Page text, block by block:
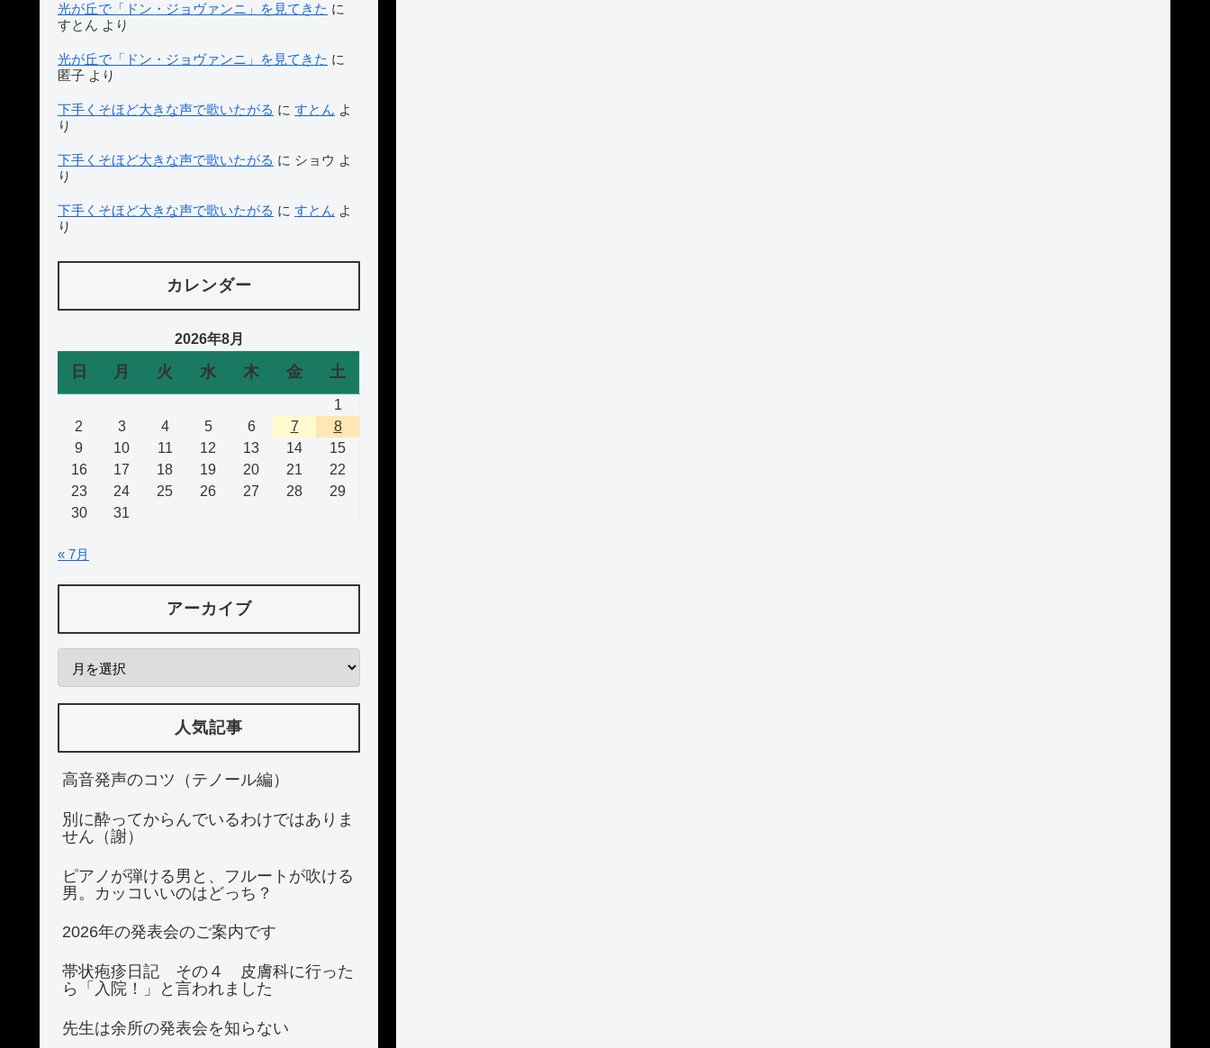
光が丘で「ドン・ジョヴァンニ」を見てきた に
すとん より
光が丘で「ドン・ジョヴァンニ」を見てきた に
匿子 より
下手くそほど大きな声で歌いたがる に すとん よ
り
下手くそほど大きな声で歌いたがる に ショウ よ
り
下手くそほど大きな声で歌いたがる に すとん よ
り
カレンダー
2026年8月
日 月 火 水 木 金 土
1
2
3 4 5 6 7
8
9
10 11 12 13 14
15
16
17 18 19 20 21
22
23
24 25 26 27 28
29
30
31
« 7月
アーカイブ
人気記事
高音発声のコツ（テノール編）
別に酔ってからんでいるわけではありま
せん（謝）
ピアノが弾ける男と、フルートが吹ける
男。カッコいいのはどっち？
2026年の発表会のご案内です
帯状疱疹日記 その４ 皮膚科に行った
ら「入院！」と言われました
先生は余所の発表会を知らない